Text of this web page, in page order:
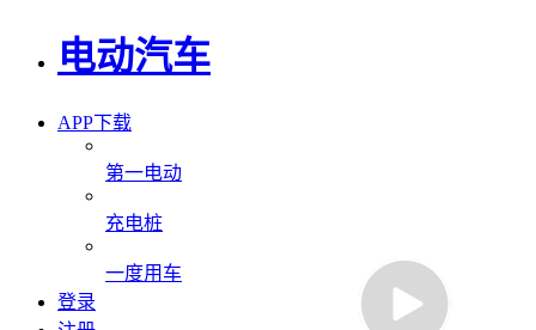
电动汽车
APP下载
第一电动
充电桩
一度用车
登录